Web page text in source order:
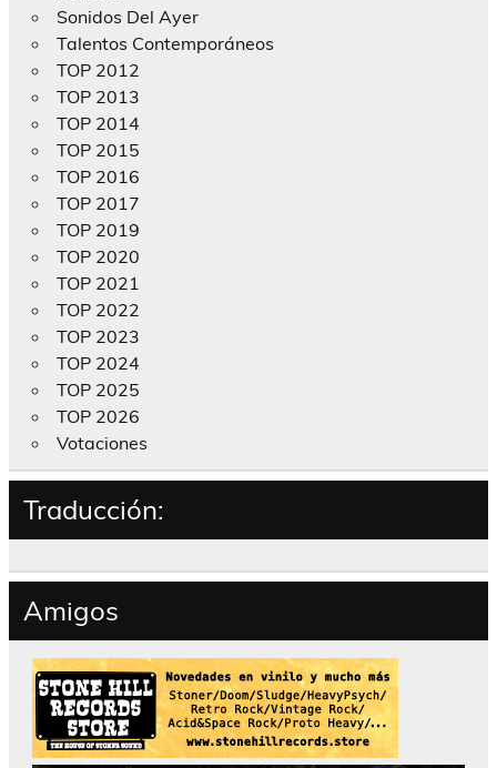
Sonidos Del Ayer
Talentos Contemporáneos
TOP 2012
TOP 2013
TOP 2014
TOP 2015
TOP 2016
TOP 2017
TOP 2019
TOP 2020
TOP 2021
TOP 2022
TOP 2023
TOP 2024
TOP 2025
TOP 2026
Votaciones
Traducción:
Amigos